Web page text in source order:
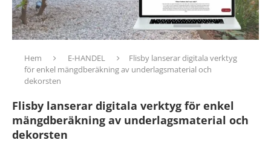
Hem E-HANDEL
Flisby lanserar digitala verktyg
för enkel mängdberäkning av underlagsmaterial och
dekorsten
Flisby lanserar digitala verktyg för enkel
mängdberäkning av underlagsmaterial och
dekorsten